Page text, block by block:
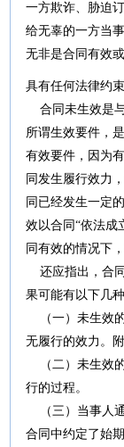
一方欺诈、胁迫
给无辜的一方当
无非是合同有效
具有任何法律约
合同未生效是
所谓生效要件，
有效要件，因为
同发生履行效力
同已经发生一定
效以合同“依法成
同有效的情况下
还应指出，合
果可能有以下几种
（一）未生效
无履行的效力。
（二）未生效
行的过程。
（三）当事人
合同中约定了始